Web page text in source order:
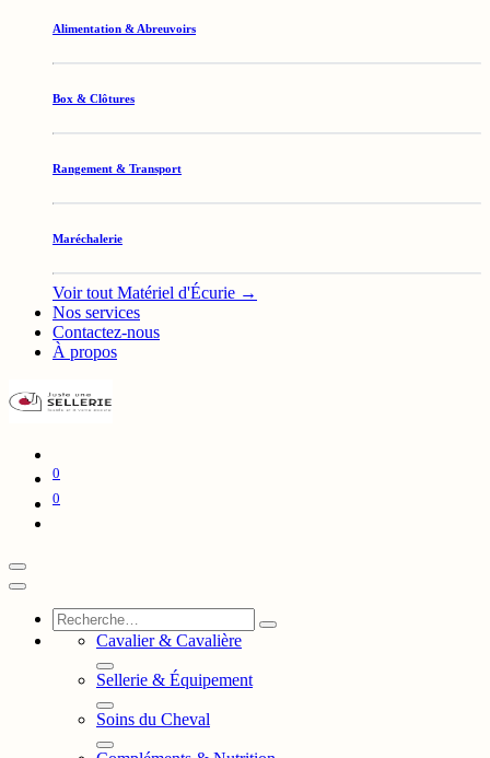
Alimentation & Abreuvoirs
Box & Clôtures
Rangement & Transport
Maréchalerie
Voir tout Matériel d'Écurie →
Nos services
Contactez-nous
À propos
0
0
Cavalier & Cavalière
Sellerie & Équipement
Soins du Cheval